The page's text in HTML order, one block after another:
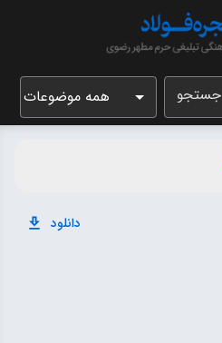
جستجو همه موضوعات
دانلود